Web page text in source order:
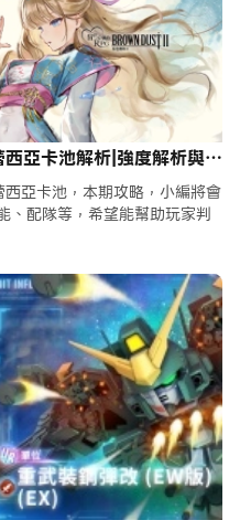
亞卡池解析|強度解析與抽
亞卡池，本期攻略，小編將會
、配隊等，希望能幫助玩家判